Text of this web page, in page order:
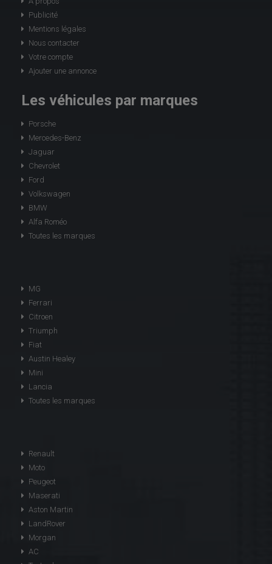
Publicité
Mentions légales
Nous contacter
Votre compte
Ajouter une annonce
Les véhicules par marques
Porsche
Mercedes-Benz
Jaguar
Chevrolet
Ford
Volkswagen
BMW
Alfa Roméo
Toutes les marques
MG
Ferrari
Citroen
Triumph
Fiat
Austin Healey
Mini
Lancia
Toutes les marques
Renault
Moto
Peugeot
Maserati
Aston Martin
LandRover
Morgan
AC